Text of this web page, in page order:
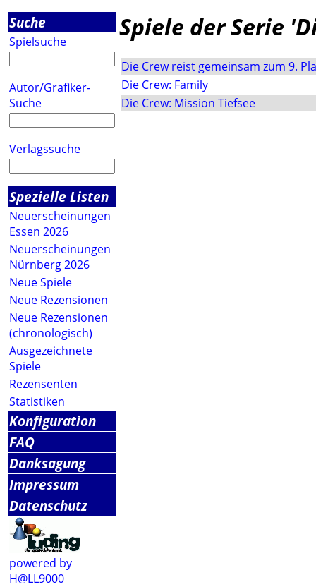
Suche
Spielsuche
Autor/Grafiker-
Suche
Verlagssuche
Spezielle Listen
Neuerscheinungen
Essen 2026
Neuerscheinungen
Nürnberg 2026
Neue Spiele
Neue Rezensionen
Neue Rezensionen
(chronologisch)
Ausgezeichnete
Spiele
Rezensenten
Statistiken
Konfiguration
FAQ
Danksagung
Impressum
Datenschutz
powered by
H@LL9000
Spiele der Serie
Die Crew reist gemeinsam zum 9.
Die Crew: Family
Die Crew: Mission Tiefsee